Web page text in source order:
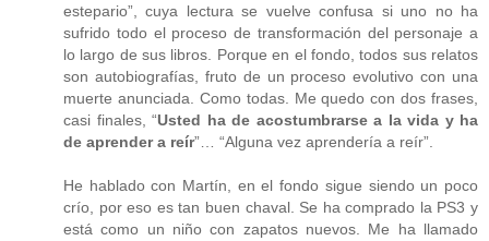
estepario”, cuya lectura se vuelve confusa si uno no ha
sufrido todo el proceso de transformación del personaje a
lo largo de sus libros. Porque en el fondo, todos sus relatos
son autobiografías, fruto de un proceso evolutivo con una
muerte anunciada. Como todas. Me quedo con dos frases,
casi finales, “Usted ha de acostumbrarse a la vida y ha
de aprender a reír”… “Alguna vez aprendería a reír”.
He hablado con Martín, en el fondo sigue siendo un poco
crío, por eso es tan buen chaval. Se ha comprado la PS3 y
está como un niño con zapatos nuevos. Me ha llamado